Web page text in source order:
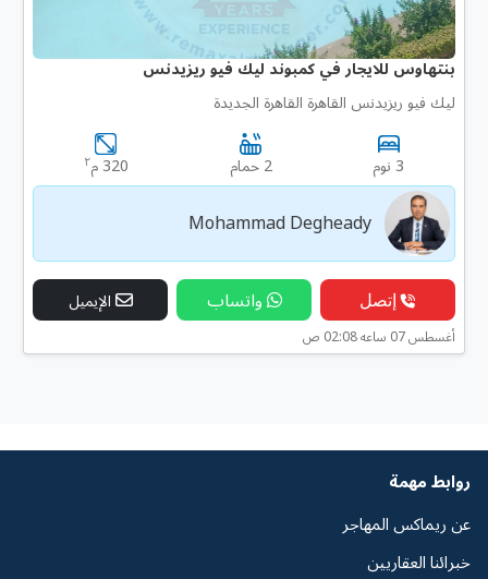
بنتهاوس للايجار في كمبوند ليك فيو ريزيدنس
ليك فيو ريزيدنس القاهرة القاهرة الجديدة
3 نوم 2 حمام 320 م ٢
Mohammad Degheady
إتصل واتساب الإيميل
أغسطس 07 ساعه 02:08 ص
روابط مهمة
عن ريماكس المهاجر
خبرائنا العقاريين